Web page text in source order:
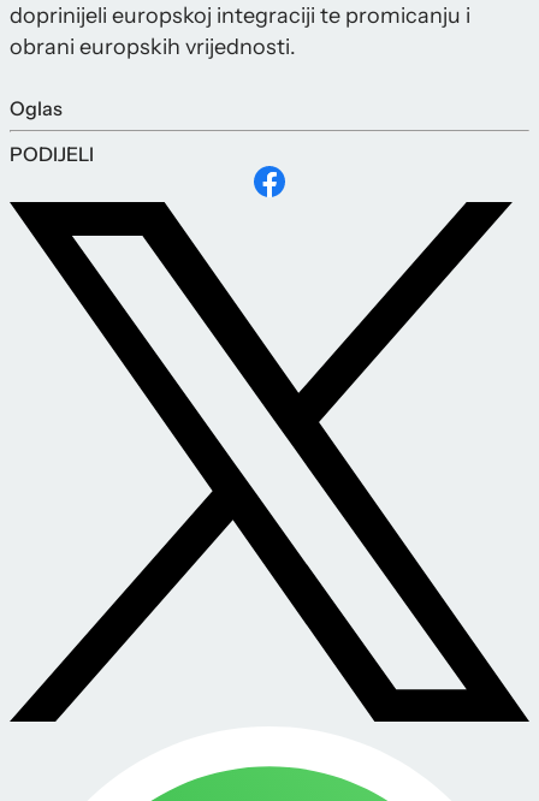
doprinijeli europskoj integraciji te promicanju i
obrani europskih vrijednosti.
Oglas
PODIJELI